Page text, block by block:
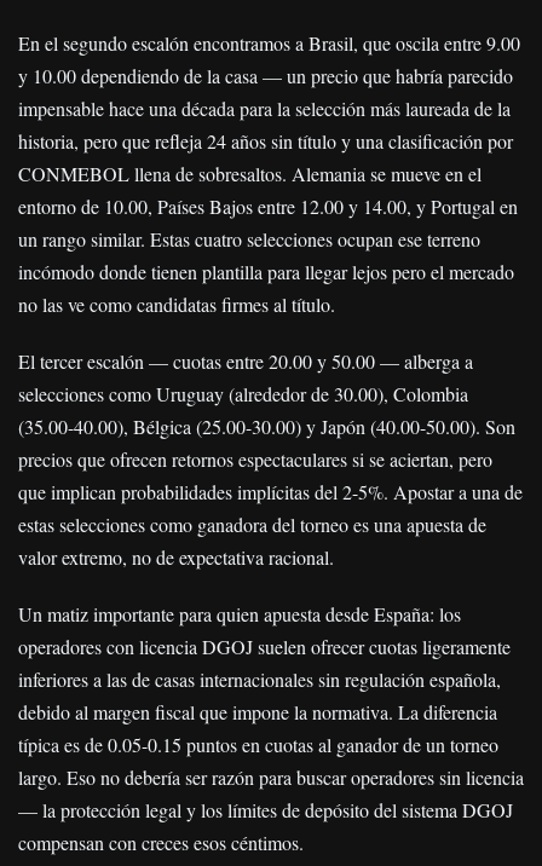
En el segundo escalón encontramos a Brasil, que oscila entre 9.00
y 10.00 dependiendo de la casa — un precio que habría parecido
impensable hace una década para la selección más laureada de la
historia, pero que refleja 24 años sin título y una clasificación por
CONMEBOL llena de sobresaltos. Alemania se mueve en el
entorno de 10.00, Países Bajos entre 12.00 y 14.00, y Portugal en
un rango similar. Estas cuatro selecciones ocupan ese terreno
incómodo donde tienen plantilla para llegar lejos pero el mercado
no las ve como candidatas firmes al título.
El tercer escalón — cuotas entre 20.00 y 50.00 — alberga a
selecciones como Uruguay (alrededor de 30.00), Colombia
(35.00-40.00), Bélgica (25.00-30.00) y Japón (40.00-50.00). Son
precios que ofrecen retornos espectaculares si se aciertan, pero
que implican probabilidades implícitas del 2-5%. Apostar a una de
estas selecciones como ganadora del torneo es una apuesta de
valor extremo, no de expectativa racional.
Un matiz importante para quien apuesta desde España: los
operadores con licencia DGOJ suelen ofrecer cuotas ligeramente
inferiores a las de casas internacionales sin regulación española,
debido al margen fiscal que impone la normativa. La diferencia
típica es de 0.05-0.15 puntos en cuotas al ganador de un torneo
largo. Eso no debería ser razón para buscar operadores sin licencia
— la protección legal y los límites de depósito del sistema DGOJ
compensan con creces esos céntimos.